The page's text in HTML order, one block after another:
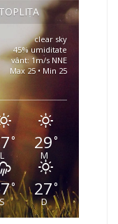
clear sky
45% umiditate
vânt: 1m/s NNE
Max 25 • Min 25
°
L
29°
M
°
S
27°
D